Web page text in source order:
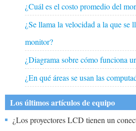
¿Cuál es el costo promedio del
¿Se llama la velocidad a la que se
monitor?
¿Diagrama sobre cómo funciona
¿En qué áreas se usan las
Los últimos artículos de equipo
¿Los proyectores LCD tienen un